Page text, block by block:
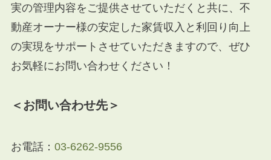
実の管理内容をご提供させていただくと共に、不
動産オーナー様の安定した家賃収入と利回り向上
の実現をサポートさせていただきますので、ぜひ
お気軽にお問い合わせください！
＜お問い合わせ先＞
お電話： 03-6262-9556